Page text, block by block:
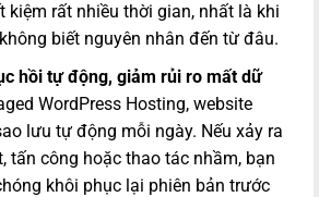
kiệm rất nhiều thời gian, nhất là khi
biết nguyên nhân đến từ đâu.
hồi tự động, giảm rủi ro mất dữ
WordPress Hosting, website
lưu tự động mỗi ngày. Nếu xảy ra
tấn công hoặc thao tác nhầm, bạn
khôi phục lại phiên bản trước